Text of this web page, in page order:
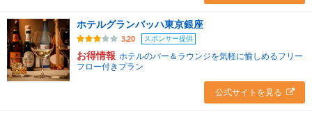
ホテルグランバッハ東京銀座
3.20 スポンサー提供
お得情報 ホテルのバー＆ラウンジを気軽に愉しめるフリー
フロー付きプラン
公式サイトを見る